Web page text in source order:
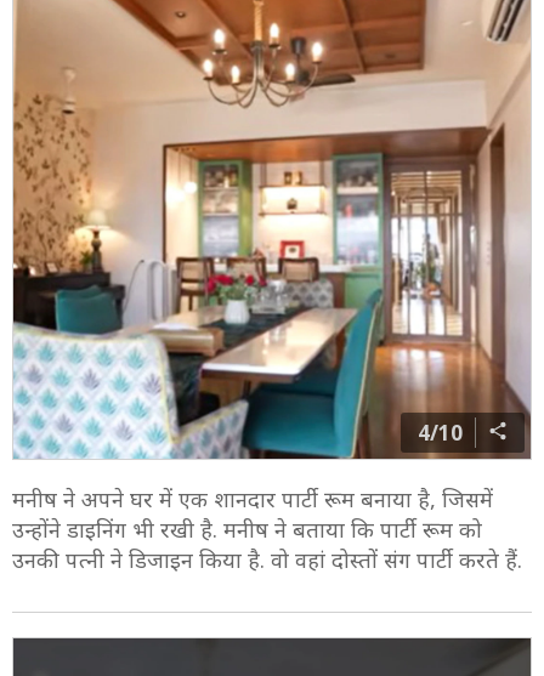
4/10
मनीष ने अपने घर में एक शानदार पार्टी रूम बनाया है, जिसमें
उन्होंने डाइनिंग भी रखी है. मनीष ने बताया कि पार्टी रूम को
उनकी पत्नी ने डिजाइन किया है. वो वहां दोस्तों संग पार्टी करते हैं.